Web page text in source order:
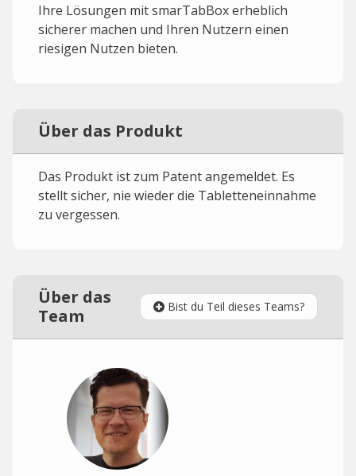
Ihre Lösungen mit smarTabBox erheblich
sicherer machen und Ihren Nutzern einen
riesigen Nutzen bieten.
Über das Produkt
Das Produkt ist zum Patent angemeldet. Es
stellt sicher, nie wieder die Tabletteneinnahme
zu vergessen.
Über das
Team
Bist du Teil dieses Teams?